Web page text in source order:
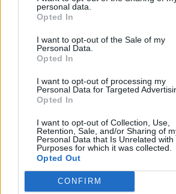
personal data.
Opted In
I want to opt-out of the Sale of my
Personal Data.
Opted In
I want to opt-out of processing my
Personal Data for Targeted
Opted In
I want to opt-out of Collection, Use,
Retention, Sale, and/or Sharing of
Personal Data that Is Unrelated with
Purposes for which it was collected.
Opted Out
CONFIRM
forma di tassazione che può
senza legislazione». È
sta accadendo oggi. Stiamo
tassa dovuta alla corsa dei
E le banche centrali, con i
tassi di interesse, non
questa fiammata, rischiando
una spirale negativa per le
Italia siamo capaci di litigare
vorrebbe provare ad
la sinistra a diventare una
fare i conti.